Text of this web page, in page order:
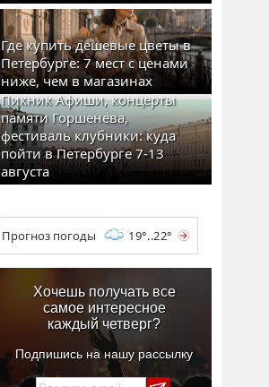
Где купить дешевые цветы в
Петербурге: 7 мест с ценами
ниже, чем в магазинах
Пикник Афиши, концерты
памяти Горшенева,
фестиваль клубники: куда
пойти в Петербурге 7-13
августа
Прогноз погоды 19°..22°
Хочешь получать все
самое интересное
каждый четверг?
Подпишись на нашу рассылку